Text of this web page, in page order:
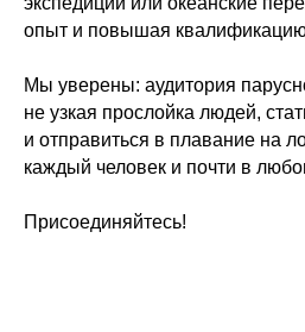
опыт и повышая
Мы уверены: аудитория
не узкая прослойка людей,
и отправиться в плавание на
каждый человек и почти в
Присоединяйтесь!